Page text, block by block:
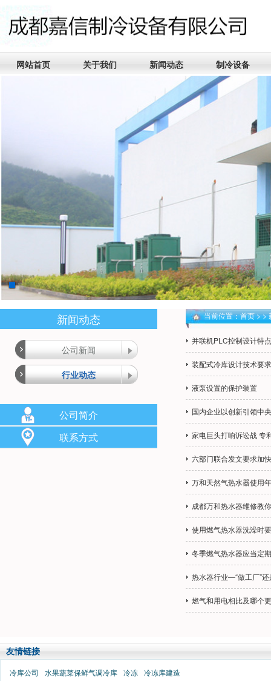
网站首页 关于我们 新闻动态 制冷设备
新闻动态
公司新闻
行业动态
公司简介
联系方式
当前位置：首页> >
并联机PLC控制设计特点
装配式冷库设计技术要求
液泵设置的保护装置
国内企业以创新引领中
家电巨头打响诉讼战 专
六部门联合发文要求加
万和天然气热水器使用
成都万和热水器维修教
使用燃气热水器洗澡时
冬季燃气热水器应当定
热水器行业—“做工厂”还
燃气和用电相比及哪个
友情链接
冷库公司 水果蔬菜保鲜气调冷库 冷冻 冷冻库建造